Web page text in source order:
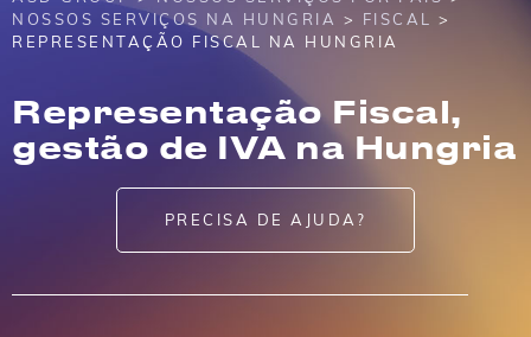
NOSSOS SERVIÇOS NA HUNGRIA > FISCAL
>
REPRESENTAÇÃO FISCAL NA HUNGRIA
Representação Fiscal,
gestão de IVA na Hungria
PRECISA DE AJUDA?